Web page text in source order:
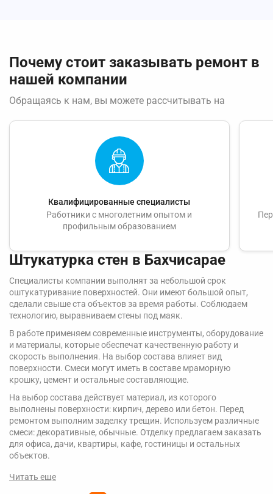
Почему стоит заказывать ремонт в
нашей компании
Обращаясь к нам, вы можете рассчитывать на
Квалифицированные специалисты
Работники с многолетним опытом и
профильным образованием
Штукатурка стен в Бахчисарае
Специалисты компании выполнят за небольшой срок
оштукатуривание поверхностей. Они имеют большой опыт,
сделали свыше ста объектов за время работы. Соблюдаем
технологию, выравниваем стены под маяк.
В работе применяем современные инструменты, оборудование
и материалы, которые обеспечат качественную работу и
скорость выполнения. На выбор состава влияет вид
поверхности. Смеси могут иметь в составе мраморную
крошку, цемент и остальные составляющие.
На выбор состава действует материал, из которого
выполнены поверхности: кирпич, дерево или бетон. Перед
ремонтом выполним заделку трещин. Используем различные
смеси: декоративные, обычные. Отделку предлагаем заказать
для офиса, дачи, квартиры, кафе, гостиницы и остальных
объектов.
Читать еще